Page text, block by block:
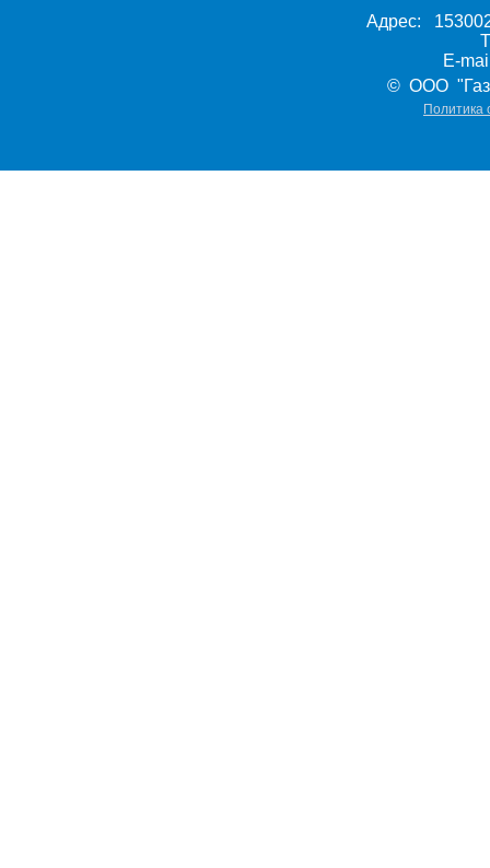
Адрес:
E-
© ООО
Политика